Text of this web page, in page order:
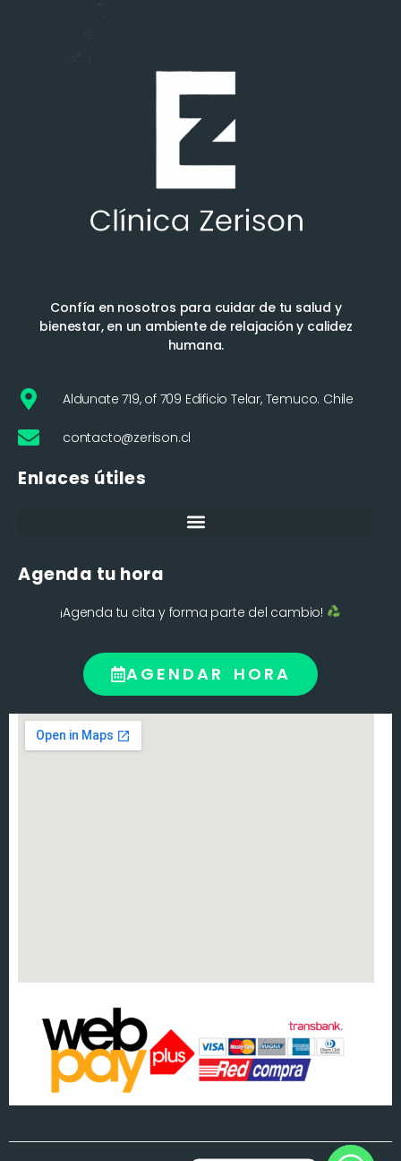
Confía en nosotros para cuidar de tu salud y
bienestar, en un ambiente de relajación y calidez
humana.
Aldunate 719, of 709 Edificio Telar, Temuco. Chile
contacto@zerison.cl
Enlaces útiles
Agenda tu hora
¡Agenda tu cita y forma parte del cambio!
AGENDAR HORA